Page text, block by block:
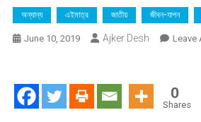
অন্যান্য এইমাত্র জাতীয় জীবন-যাপন
June 10, 2019 Ajker Desh Leave
0
Shares